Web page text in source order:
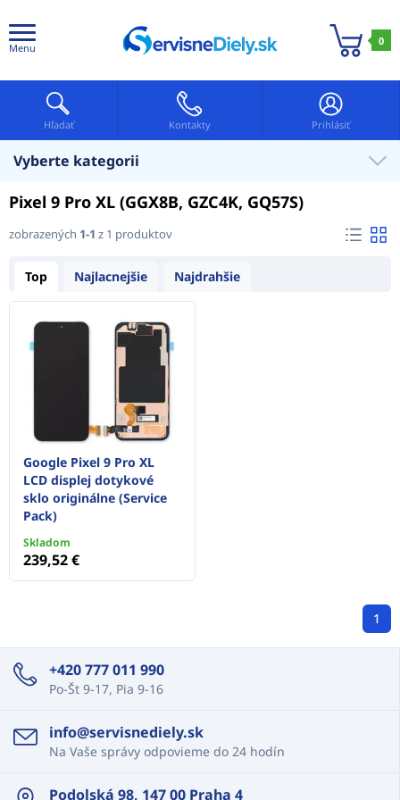
Menu
0
Hľadať Kontakty Prihlásiť
Vyberte kategorii
Pixel 9 Pro XL (GGX8B, GZC4K, GQ57S)
zobrazených 1-1 z 1 produktov
Top Najlacnejšie Najdrahšie
Google Pixel 9 Pro XL
LCD displej dotykové
sklo originálne (Service
Pack)
Skladom
239,52 €
1
+420 777 011 990
Po-Št 9-17, Pia 9-16
info@servisnediely.sk
Na Vaše správy odpovieme do 24 hodín
Podolská 98, 147 00 Praha 4